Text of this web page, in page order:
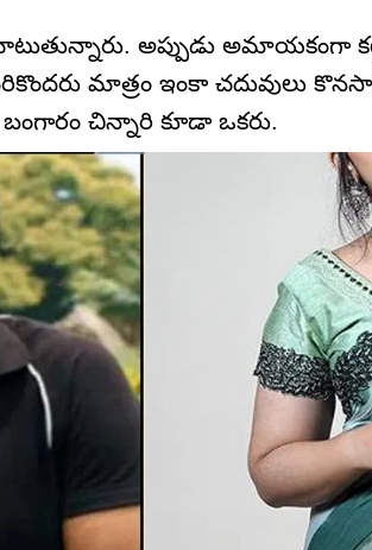
చాటుతున్నారు. అప్పుడు అమాయకంగా
మాత్రం ఇంకా చదువులు
చిన్నారి కూడా ఒకరు.